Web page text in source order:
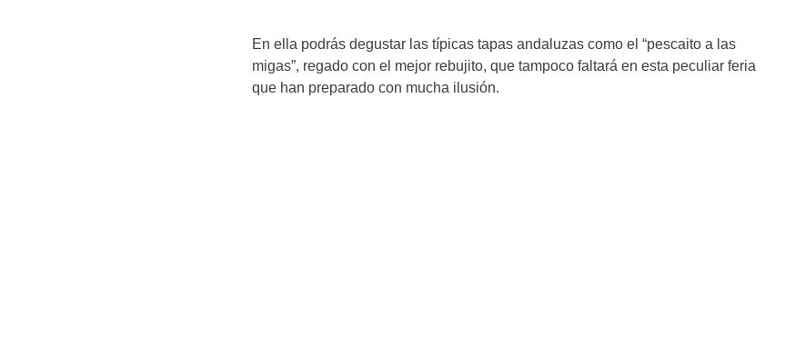
En ella podrás degustar las típicas tapas andaluzas como el “pescaito a las
migas”, regado con el mejor rebujito, que tampoco faltará en esta peculiar feria
que han preparado con mucha ilusión.